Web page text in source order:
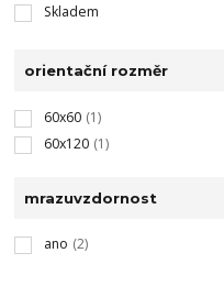
Skladem
orientační rozměr
60x60 (1)
60x120 (1)
mrazuvzdornost
ano (2)